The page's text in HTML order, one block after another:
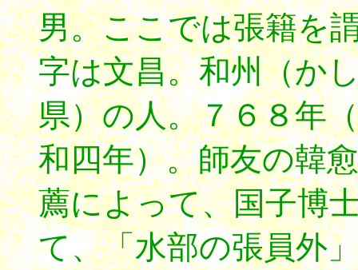
男。ここでは張籍を
字は文昌。和州（か
県）の人。７６８年
和四年）。師友の韓
薦によって、国子博
て、「水部の張員外